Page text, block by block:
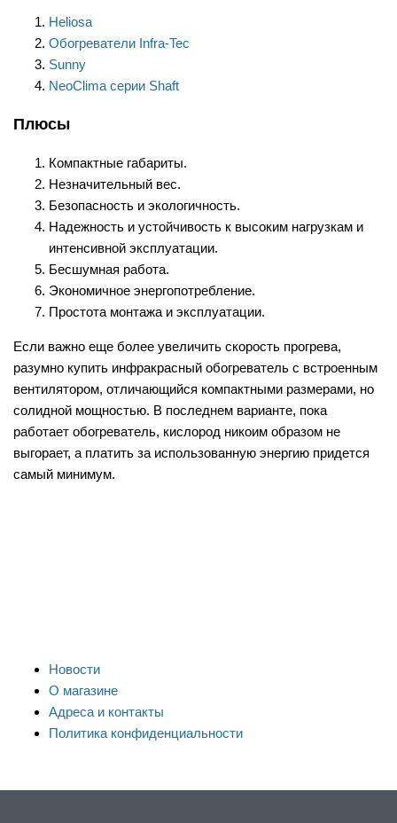
Heliosa
Обогреватели Infra-Tec
Sunny
NeoClima серии Shaft
Плюсы
Компактные габариты.
Незначительный вес.
Безопасность и экологичность.
Надежность и устойчивость к высоким нагрузкам и
интенсивной эксплуатации.
Бесшумная работа.
Экономичное энергопотребление.
Простота монтажа и эксплуатации.
Если важно еще более увеличить скорость прогрева,
разумно купить инфракрасный обогреватель с встроенным
вентилятором, отличающийся компактными размерами, но
солидной мощностью. В последнем варианте, пока
работает обогреватель, кислород никоим образом не
выгорает, а платить за использованную энергию придется
самый минимум.
Новости
О магазине
Адреса и контакты
Политика конфиденциальности